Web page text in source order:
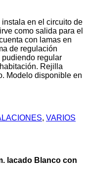
en el circuito de
como salida para el
con lamas en
de regulación
pudiendo regular
Rejilla
Modelo disponible en
, VARIOS
lacado Blanco con